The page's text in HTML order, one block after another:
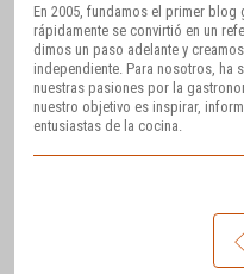
En 2005, fundamos el primer
rápidamente se convirtió en un
dimos un paso adelante y
independiente. Para nosotros, ha
nuestras pasiones por la
nuestro objetivo es inspirar,
entusiastas de la cocina.